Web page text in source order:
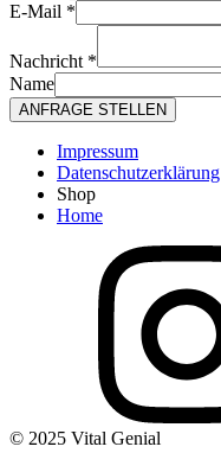
E-Mail *
Nachricht *
Name
ANFRAGE STELLEN
Impressum
Datenschutzerklärung
Shop
Home
© 2025 Vital Genial